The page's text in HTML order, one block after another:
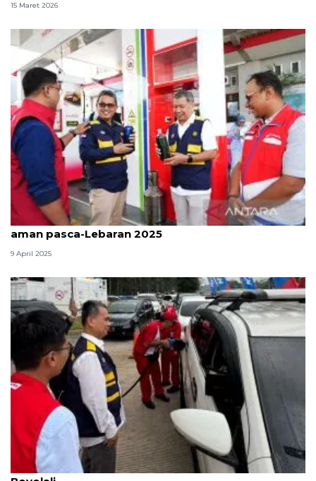
15 Maret 2026
Pantau arus balik, BPH Migas pastikan stok BBM
aman pasca-Lebaran 2025
9 April 2025
BPH Migas pantau pasokan BBM di Ungaran dan